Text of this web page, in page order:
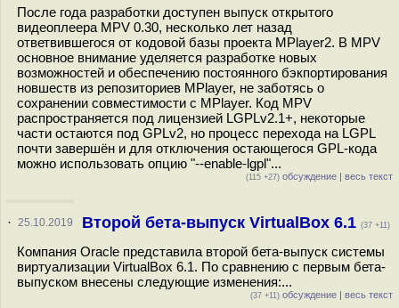
После года разработки доступен выпуск открытого
видеоплеера MPV 0.30, несколько лет назад
ответвившегося от кодовой базы проекта MPlayer2. В MPV
основное внимание уделяется разработке новых
возможностей и обеспечению постоянного бэкпортирования
новшеств из репозиториев MPlayer, не заботясь о
сохранении совместимости с MPlayer. Код MPV
распространяется под лицензией LGPLv2.1+, некоторые
части остаются под GPLv2, но процесс перехода на LGPL
почти завершён и для отключения остающегося GPL-кода
можно использовать опцию "--enable-lgpl"...
(115 +27) обсуждение | весь текст
· 25.10.2019 Второй бета-выпуск VirtualBox 6.1 (37 +11)
Компания Oracle представила второй бета-выпуск системы
виртуализации VirtualBox 6.1. По сравнению с первым бета-
выпуском внесены следующие изменения:...
(37 +11) обсуждение | весь текст